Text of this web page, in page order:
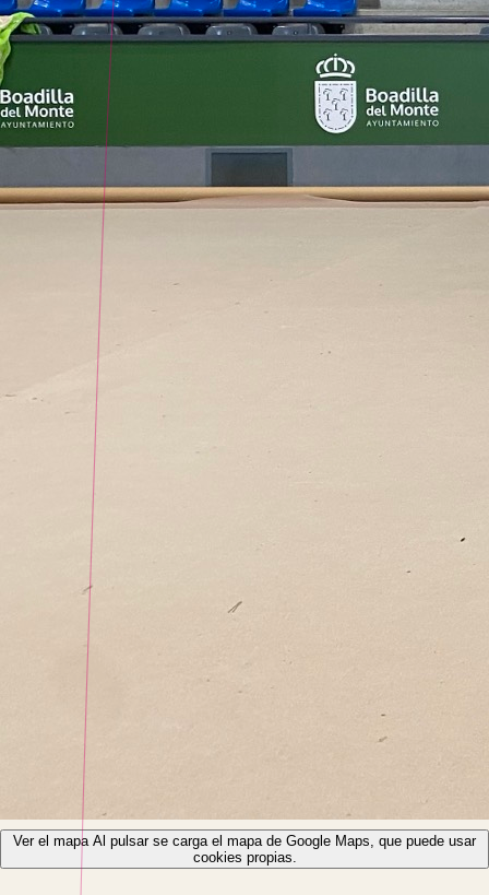
Ver el mapa Al pulsar se carga el mapa de Google Maps, que puede usar
cookies propias.